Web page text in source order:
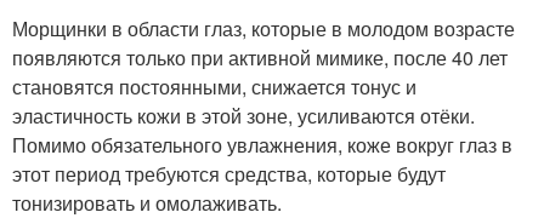
Морщинки в области глаз, которые в молодом возрасте
появляются только при активной мимике, после 40 лет
становятся постоянными, снижается тонус и
эластичность кожи в этой зоне, усиливаются отёки.
Помимо обязательного увлажнения, коже вокруг глаз в
этот период требуются средства, которые будут
тонизировать и омолаживать.